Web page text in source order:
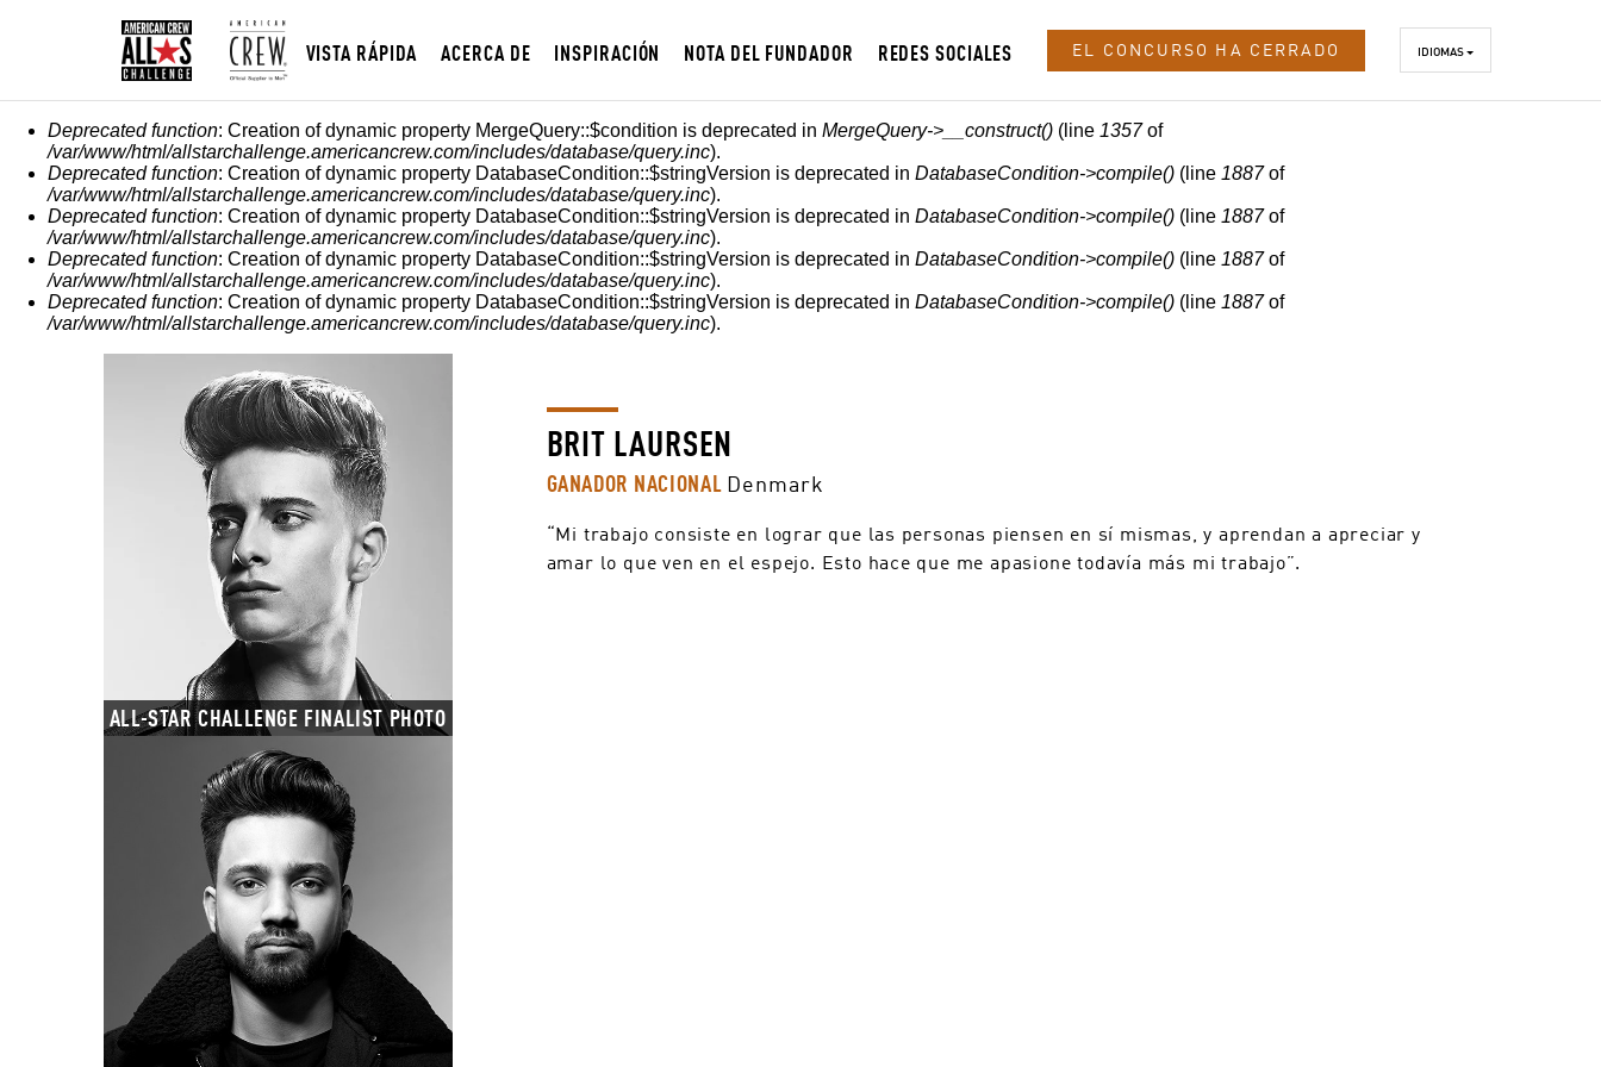
VISTA RÁPIDA ACERCA DE INSPIRACIÓN NOTA DEL FUNDADOR REDES SOCIALES EL CONCURSO HA CERRADO IDIOMAS
MENSAJE DE ERROR
Deprecated function: Creation of dynamic property MergeQuery::$condition is deprecated in MergeQuery->__construct() (line 1357of
/var/www/html/allstarchallenge.americancrew.com/includes/database/query.inc).
Deprecated function: Creation of dynamic property DatabaseCondition::$stringVersion is deprecated in DatabaseCondition->compile() (line 1887of
/var/www/html/allstarchallenge.americancrew.com/includes/database/query.inc).
Deprecated function: Creation of dynamic property DatabaseCondition::$stringVersion is deprecated in DatabaseCondition->compile() (line 1887of
/var/www/html/allstarchallenge.americancrew.com/includes/database/query.inc).
Deprecated function: Creation of dynamic property DatabaseCondition::$stringVersion is deprecated in DatabaseCondition->compile() (line 1887of
/var/www/html/allstarchallenge.americancrew.com/includes/database/query.inc).
Deprecated function: Creation of dynamic property DatabaseCondition::$stringVersion is deprecated in DatabaseCondition->compile() (line 1887of
/var/www/html/allstarchallenge.americancrew.com/includes/database/query.inc).
ALL-STAR CHALLENGE FINALIST PHOTO
BRIT LAURSEN
GANADOR NACIONALDenmark
“Mi trabajo consiste en lograr que las personas piensen en sí mismas, y aprendan a apreciar y
amar lo que ven en el espejo. Esto hace que me apasione todavía más mi trabajo”.